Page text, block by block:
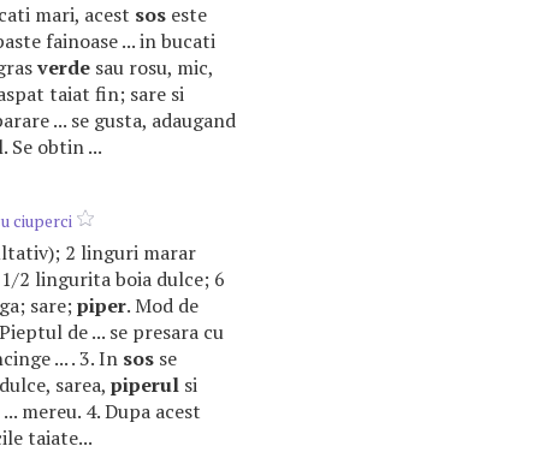
mari, acest sos este
fainoase ... in bucati
verde sau rosu, mic,
taiat fin; sare si
... se gusta, adaugand
Se obtin ...
ciuperci
2 linguri marar
2 lingurita boia dulce; 6
sare;piper. Mod de
de ... se presara cu
... . 3. In sos se
sarea, piperul si
mereu. 4. Dupa acest
taiate...